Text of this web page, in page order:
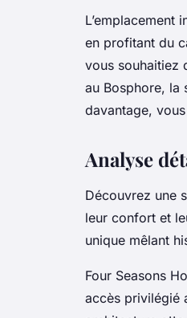
L’emplacement
en profitant du
vous souhaitiez
au Bosphore, la
davantage,
Analyse
Découvrez une
leur confort et
unique mêlant
Four Seasons
accès privilégié